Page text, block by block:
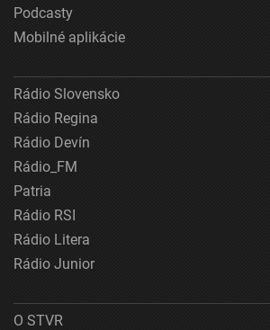
Podcasty
Mobilné aplikácie
Rádio Slovensko
Rádio Regina
Rádio Devín
Rádio_FM
Patria
Rádio RSI
Rádio Litera
Rádio Junior
O STVR